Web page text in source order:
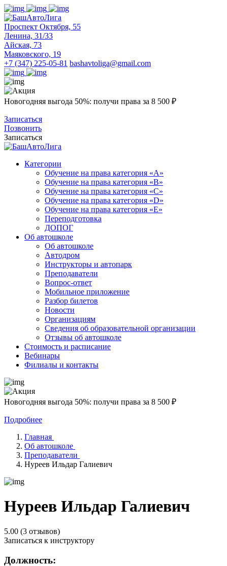
Проспект Октября, 55
Ленина, 31/33
Айская, 73
Маяковского, 19
+7 (347) 225-05-81 bashavtoliga@gmail.com
Новогодняя выгода 50%: получи права за 8 500 ₽
Записаться
Позвонить
Записаться
Категории
Обучение на права категория «A»
Обучение на права категория «B»
Обучение на права категория «C»
Обучение на права категория «D»
Обучение на права категория «E»
Переподготовка
ДОПОГ
Об автошколе
Об автошколе
Автодром
Инструкторы и автопарк
Преподаватели
Вопрос-ответ
Мобильное приложение
Разбор билетов
Новости
Организациям
Сведения об образовательной организации
Отзывы об автошколе
Стоимость и расписание
Вебинары
Филиалы и контакты
Новогодняя выгода 50%: получи права за 8 500 ₽
Подробнее
Главная
Об автошколе
Преподаватели
Нуреев Ильдар Галиевич
Нуреев Ильдар Галиевич
5.00 (3 отзывов)
Записаться к инструктору
Должность: